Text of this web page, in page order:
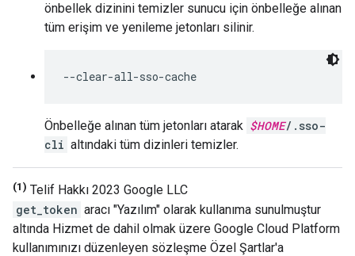
önbellek dizinini temizler sunucu için önbelleğe alınan
tüm erişim ve yenileme jetonları silinir.
--clear-all-sso-cache
Önbelleğe alınan tüm jetonları atarak $HOME/.sso-
cli altındaki tüm dizinleri temizler.
(1) Telif Hakkı 2023 Google LLC
get_token aracı "Yazılım" olarak kullanıma sunulmuştur
altında Hizmet de dahil olmak üzere Google Cloud Platform
kullanımınızı düzenleyen sözleşme Özel Şartlar'a